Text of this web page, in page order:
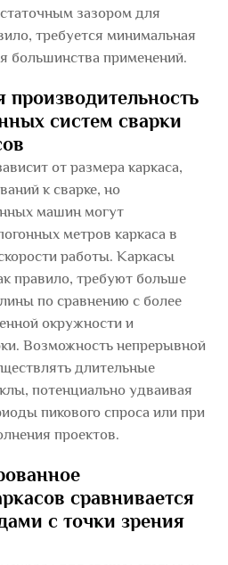
зазором для
требуется минимальная
большинства применений.
производительность
систем сварки
от размера каркаса,
к сварке, но
машин могут
метров каркаса в
работы. Каркасы
правило, требуют больше
по сравнению с более
окружности и
Возможность непрерывной
длительные
потенциально удваивая
пикового спроса или при
проектов.
сравнивается
с точки зрения